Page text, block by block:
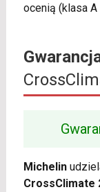
ocenią (klasa
Michelin
CrossClimate